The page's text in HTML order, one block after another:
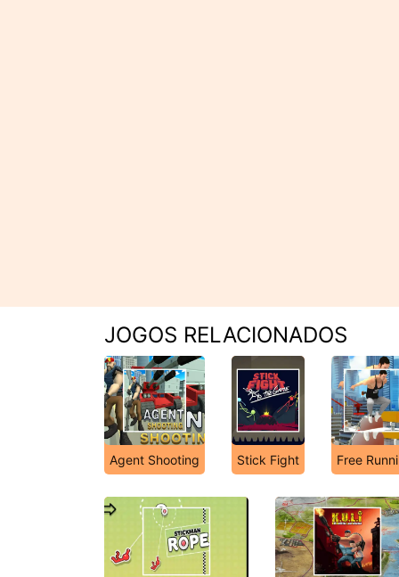
JOGOS RELACIONADOS
Agent Shooting Stick Fight Free